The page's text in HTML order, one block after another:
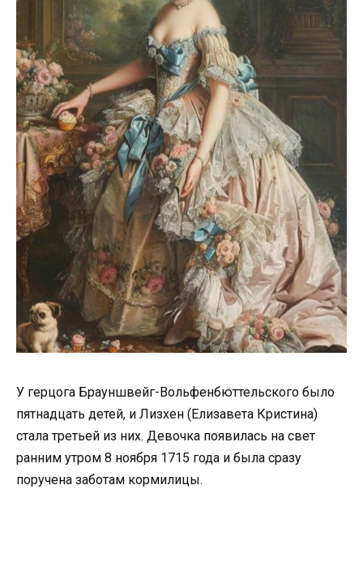
У герцога Брауншвейг-Вольфенбюттельского было
пятнадцать детей, и Лизхен (Елизавета Кристина)
стала третьей из них. Девочка появилась на свет
ранним утром 8 ноября 1715 года и была сразу
поручена заботам кормилицы.